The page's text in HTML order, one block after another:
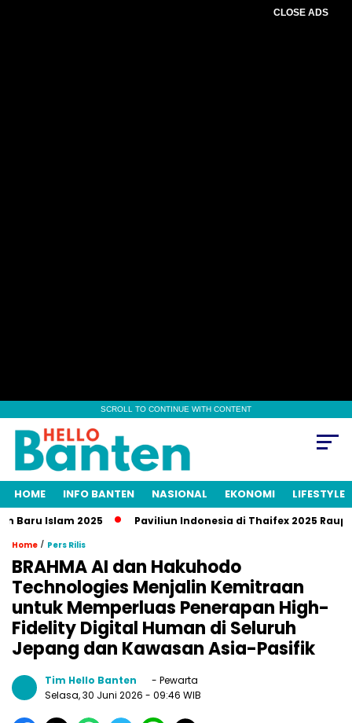
CLOSE ADS
SCROLL TO CONTINUE WITH CONTENT
HOME INFO BANTEN NASIONAL EKONOMI LIFESTYLE
Islam 2025 Paviliun Indonesia di Thaifex 2025 Raup
Home / Pers Rilis
BRAHMA AI dan Hakuhodo
Technologies Menjalin Kemitraan
untuk Memperluas Penerapan High-
Fidelity Digital Human di Seluruh
Jepang dan Kawasan Asia-Pasifik
Tim Hello Banten
- Pewarta
Selasa, 30 Juni 2026 - 09:46 WIB